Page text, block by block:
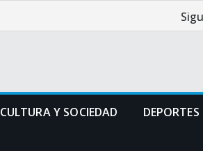
CULTURA Y SOCIEDAD DEPORTES